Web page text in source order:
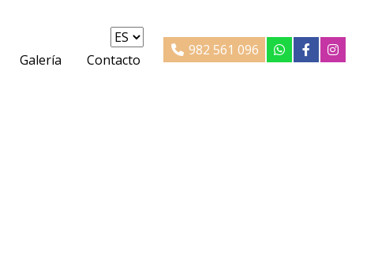
Galería Contacto
982 561 096